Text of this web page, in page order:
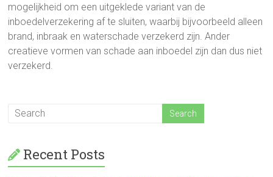
mogelijkheid om een uitgeklede variant van de
inboedelverzekering af te sluiten, waarbij bijvoorbeeld alleen
brand, inbraak en waterschade verzekerd zijn. Ander
creatieve vormen van schade aan inboedel zijn dan dus niet
verzekerd.
Recent Posts